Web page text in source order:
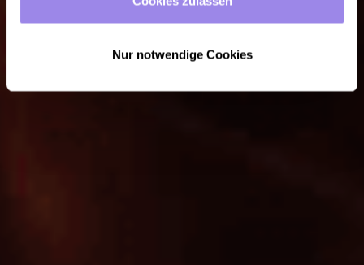
Nur notwendige Cookies
sparen